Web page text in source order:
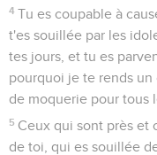
4 Tu es coupable à
t'es souillée par les
tes jours, et tu es
pourquoi je te rends
de moquerie pour tous
5 Ceux qui sont près et
de toi, qui es souillée